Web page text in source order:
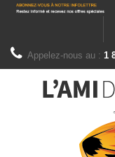
Appelez-nous au : 1